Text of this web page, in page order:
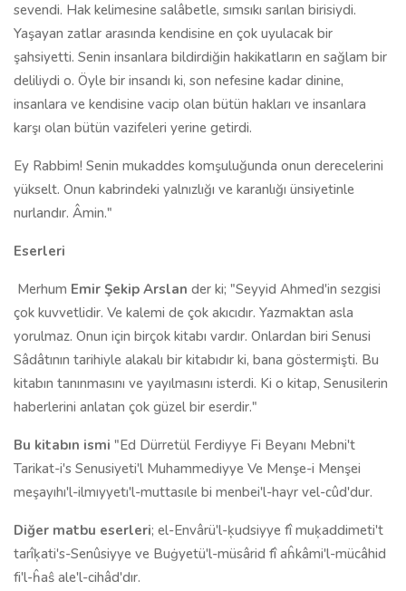
sevendi. Hak kelimesine salâbetle, sımsıkı sarılan birisiydi.
Yaşayan zatlar arasında kendisine en çok uyulacak bir
şahsiyetti. Senin insanlara bildirdiğin hakikatların en sağlam bir
deliliydi o. Öyle bir insandı ki, son nefesine kadar dinine,
insanlara ve kendisine vacip olan bütün hakları ve insanlara
karşı olan bütün vazifeleri yerine getirdi.
Ey Rabbim! Senin mukaddes komşuluğunda onun derecelerini
yükselt. Onun kabrindeki yalnızlığı ve karanlığı ünsiyetinle
nurlandır. Âmin."
Eserleri
Merhum Emir Şekip Arslan der ki; "Seyyid Ahmed'in sezgisi
çok kuvvetlidir. Ve kalemi de çok akıcıdır. Yazmaktan asla
yorulmaz. Onun için birçok kitabı vardır. Onlardan biri Senusi
Sâdâtının tarihiyle alakalı bir kitabıdır ki, bana göstermişti. Bu
kitabın tanınmasını ve yayılmasını isterdi. Ki o kitap, Senusilerin
haberlerini anlatan çok güzel bir eserdir."
Bu kitabın ismi "Ed Dürretül Ferdiyye Fi Beyanı Mebni't
Tarikat-i's Senusiyeti'l Muhammediyye Ve Menşe-i Menşei
meşayıhı'l-ilmıyyetı'l-muttasıle bi menbei'l-hayr vel-cûd'dur.
Diğer matbu eserleri; el-Envârü'l-ķudsiyye fî muķaddimeti't
tarîķati's-Senûsiyye ve Buġyetü'l-müsârid fî aĥkâmi'l-mücâhid
fi'l-ĥaŝ ale'l-cihâd'dır.